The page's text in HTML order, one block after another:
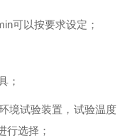
可以按要求设定 ；
；
境试验装置，试验温度
行选择 ；